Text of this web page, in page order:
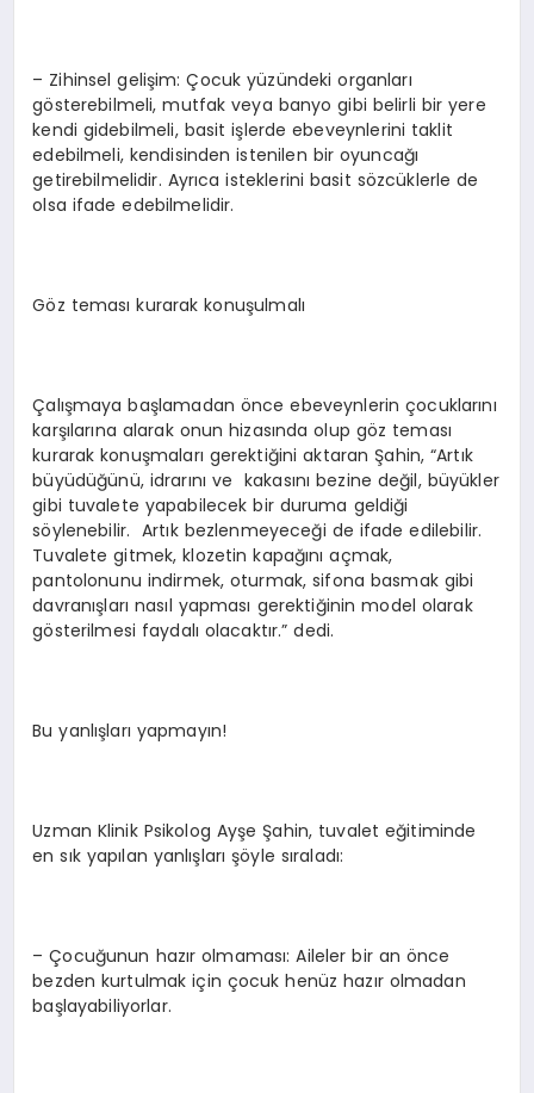
– Zihinsel gelişim: Çocuk yüzündeki organları
gösterebilmeli, mutfak veya banyo gibi belirli bir yere
kendi gidebilmeli, basit işlerde ebeveynlerini taklit
edebilmeli, kendisinden istenilen bir oyuncağı
getirebilmelidir. Ayrıca isteklerini basit sözcüklerle de
olsa ifade edebilmelidir.
Göz teması kurarak konuşulmalı
Çalışmaya başlamadan önce ebeveynlerin çocuklarını
karşılarına alarak onun hizasında olup göz teması
kurarak konuşmaları gerektiğini aktaran Şahin, “Artık
büyüdüğünü, idrarını ve kakasını bezine değil, büyükler
gibi tuvalete yapabilecek bir duruma geldiği
söylenebilir. Artık bezlenmeyeceği de ifade edilebilir.
Tuvalete gitmek, klozetin kapağını açmak,
pantolonunu indirmek, oturmak, sifona basmak gibi
davranışları nasıl yapması gerektiğinin model olarak
gösterilmesi faydalı olacaktır.” dedi.
Bu yanlışları yapmayın!
Uzman Klinik Psikolog Ayşe Şahin, tuvalet eğitiminde
en sık yapılan yanlışları şöyle sıraladı:
– Çocuğunun hazır olmaması: Aileler bir an önce
bezden kurtulmak için çocuk henüz hazır olmadan
başlayabiliyorlar.